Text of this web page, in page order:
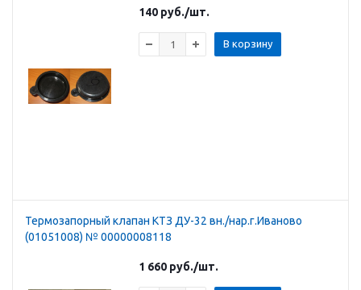
140 руб./шт.
В корзину
Термозапорный клапан КТЗ ДУ-32 вн./нар.г.Иваново
(01051008) № 00000008118
1 660 руб./шт.